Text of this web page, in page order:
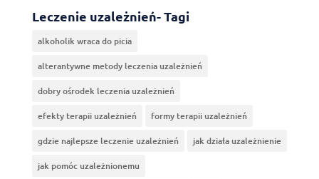
Leczenie uzależnień- Tagi
alkoholik wraca do picia
alterantywne metody leczenia uzależnień
dobry ośrodek leczenia uzależnień
efekty terapii uzależnień formy terapii uzależnień
gdzie najlepsze leczenie uzależnień jak działa uzależnienie
jak pomóc uzależnionemu